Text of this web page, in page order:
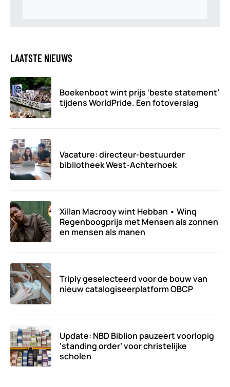
LAATSTE NIEUWS
Boekenboot wint prijs ‘beste statement’
tijdens WorldPride. Een fotoverslag
Vacature: directeur-bestuurder
bibliotheek West-Achterhoek
Xillan Macrooy wint Hebban • Winq
Regenboogprijs met Mensen als zonnen
en mensen als manen
Triply geselecteerd voor de bouw van
nieuw catalogiseerplatform OBCP
Update: NBD Biblion pauzeert voorlopig
‘standing order’ voor christelijke
scholen